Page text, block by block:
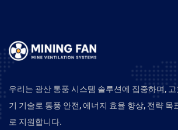
우리는 광산 통풍 시스템 솔루션에 집중하며,
기 기술로 통풍 안전, 에너지 효율 향상, 전략 목
로 지원합니다.